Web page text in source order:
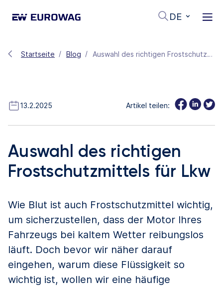
DE
Startseite Blog Auswahl des richtigen Frostschutzmittels für Lkw
13.2.2025 Artikel teilen:
Auswahl des richtigen
Frostschutzmittels für Lkw
Wie Blut ist auch Frostschutzmittel wichtig,
um sicherzustellen, dass der Motor Ihres
Fahrzeugs bei kaltem Wetter reibungslos
läuft. Doch bevor wir näher darauf
eingehen, warum diese Flüssigkeit so
wichtig ist, wollen wir eine häufige